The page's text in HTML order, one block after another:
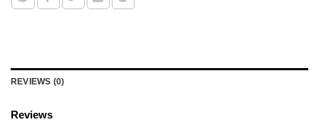
REVIEWS (0)
Reviews